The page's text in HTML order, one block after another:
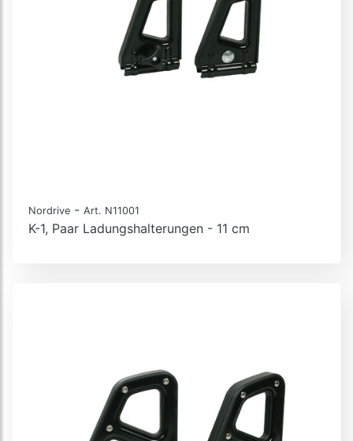
Nordrive - Art. N11001
K-1, Paar Ladungshalterungen - 11 cm